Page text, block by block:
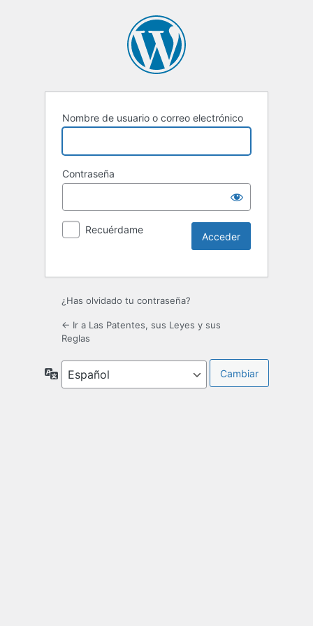
Nombre de usuario o correo electrónico
Contraseña
Recuérdame
¿Has olvidado tu contraseña?
← Ir a Las Patentes, sus Leyes y sus
Reglas
Idioma